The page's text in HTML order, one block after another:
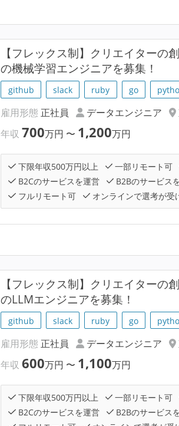
【フレックス制】クリエイターの
の機械学習エンジニアを募集！
github slack ruby go
雇用形態 正社員 データエンジニア
年収700万円 〜 1,200万円
下限年収500万円以上 一部リモート可
B2Cのサービスを運営
B2Bのサービス
フルリモート可
オンラインで選考が受
【フレックス制】クリエイターの
のLLMエンジニアを募集！
github slack ruby go
雇用形態 正社員 データエンジニア
年収600万円 〜 1,100万円
下限年収500万円以上 一部リモート可
B2Cのサービスを運営
B2Bのサービス